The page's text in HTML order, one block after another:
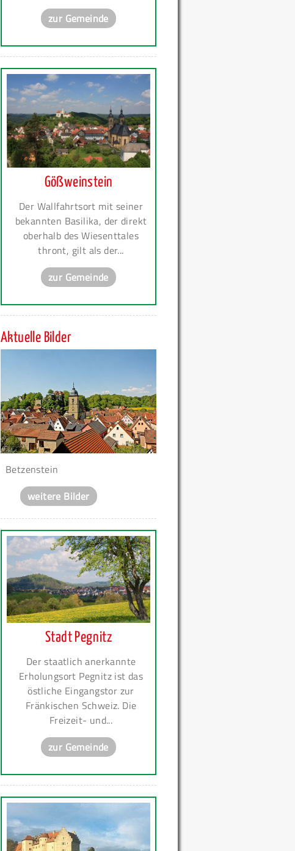
zur Gemeinde
Gößweinstein
Der Wallfahrtsort mit seiner
bekannten Basilika, der direkt
oberhalb des Wiesenttales
thront, gilt als der...
zur Gemeinde
Aktuelle Bilder
Betzenstein
weitere Bilder
Stadt Pegnitz
Der staatlich anerkannte
Erholungsort Pegnitz ist das
östliche Eingangstor zur
Fränkischen Schweiz. Die
Freizeit- und...
zur Gemeinde